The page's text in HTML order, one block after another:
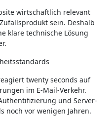
wirtschaftlich relevant
sein. Deshalb
klare technische Lösung
twenty seconds auf
im E-Mail-Verkehr.
und Server-
noch vor wenigen Jahren.